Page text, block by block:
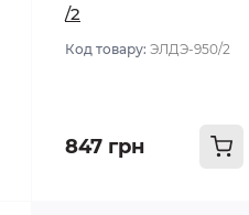
/2
Код товару: ЭЛДЭ-950/2
847 грн